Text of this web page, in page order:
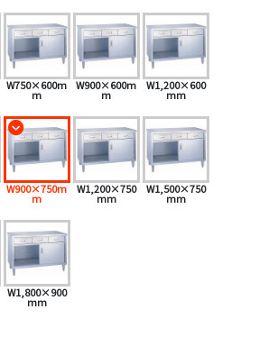
W750×600m
m
W900×600m
m
W1,200×600
mm
W900×750m
m
W1,200×750
mm
W1,500×750
mm
W1,800×900
mm